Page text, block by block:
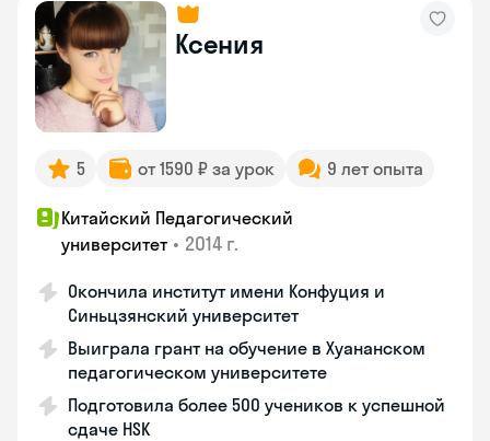
Ксения
5 от 1590 ₽ за урок 9 лет опыта
Китайский Педагогический
университет • 2014 г.
Окончила институт имени Конфуция и
Синьцзянский университет
Выиграла грант на обучение в Хуананском
педагогическом университете
Подготовила более 500 учеников к успешной
сдаче HSK